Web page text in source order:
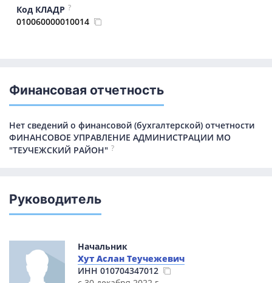
Код КЛАДР ?
010060000010014
Финансовая отчетность
Нет сведений о финансовой (бухгалтерской) отчетности
ФИНАНСОВОЕ УПРАВЛЕНИЕ АДМИНИСТРАЦИИ МО
"ТЕУЧЕЖСКИЙ РАЙОН" ?
Руководитель
Начальник
Хут Аслан Теучежевич
ИНН 010704347012